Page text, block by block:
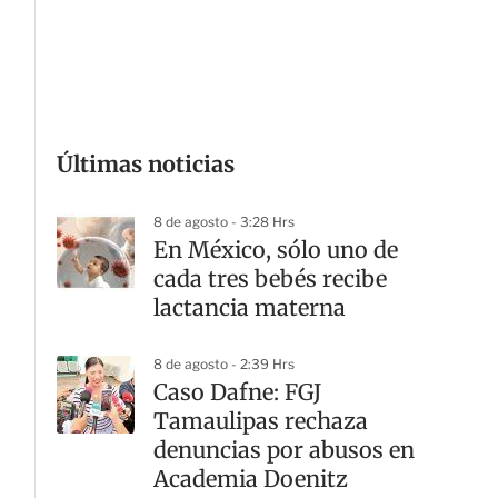
Últimas noticias
8 de agosto - 3:28 Hrs
En México, sólo uno de
cada tres bebés recibe
lactancia materna
8 de agosto - 2:39 Hrs
Caso Dafne: FGJ
Tamaulipas rechaza
denuncias por abusos en
Academia Doenitz